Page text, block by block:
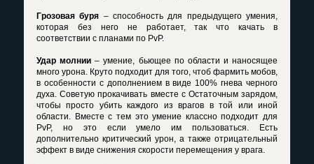
Грозовая буря – способность для предыдущего умения,
которая без него не работает, так что качать в
соответствии с планами по PvP.
Удар молнии – умение, бьющее по области и наносящее
много урона. Круто подходит для того, чтоб фармить мобов,
в особенности с дополнением в виде 100% гнева черного
духа. Советую прокачивать вместе с Остаточным зарядом,
чтобы просто убить каждого из врагов в той или иной
области. Вместе с тем это умение классно подходит для
PvP, но это если умело им пользоваться. Есть
дополнительно критический урон, а также отрицательный
эффект в виде снижения скорости перемещения у врага.